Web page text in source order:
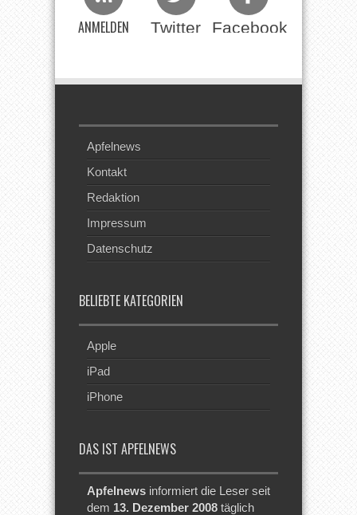
ANMELDEN Twitter Facebook
Apfelnews
Kontakt
Redaktion
Impressum
Datenschutz
BELIEBTE KATEGORIEN
Apple
iPad
iPhone
DAS IST APFELNEWS
Apfelnews informiert die Leser seit
dem 13. Dezember 2008 täglich